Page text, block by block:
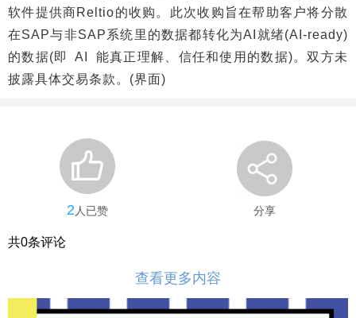
软件提供商Reltio的收购。此次收购旨在帮助客户将分散
在SAP与非SAP系统里的数据都转化为AI就绪(AI-ready)
的数据(即 AI 能真正理解、信任和使用的数据)。双方未
披露具体交易条款。(界面)
2 人已赞 分享
共0条评论
查看更多内容